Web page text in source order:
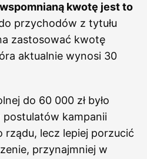
kwotę jest to
przychodów z tytułu
zastosować kwotę
aktualnie wynosi 30
do 60 000 zł było
kampanii
lecz lepiej porzucić
przynajmniej w